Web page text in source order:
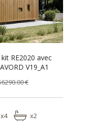
RE2020 avec
V19_A1
€
x4 x2